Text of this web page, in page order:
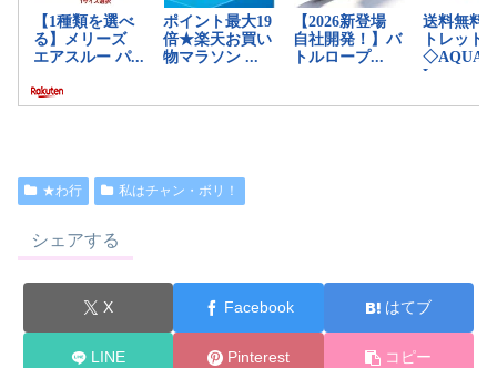
★わ行 私はチャン・ボリ！
シェアする
X Facebook はてブ
LINE Pinterest コピー